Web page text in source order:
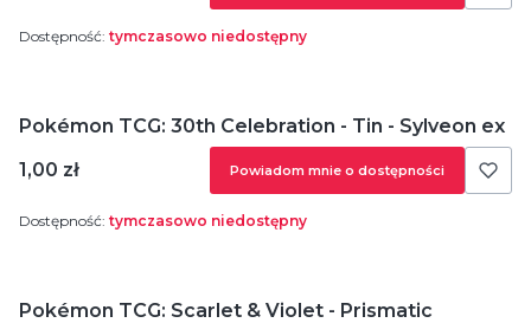
Dostępność: tymczasowo niedostępny
Pokémon TCG: 30th Celebration - Tin - Sylveon ex
Cena
1,00 zł Powiadom mnie o dostępności
Dostępność: tymczasowo niedostępny
Pokémon TCG: Scarlet & Violet - Prismatic